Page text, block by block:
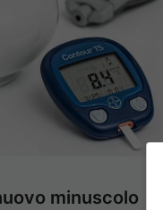
minuscolo